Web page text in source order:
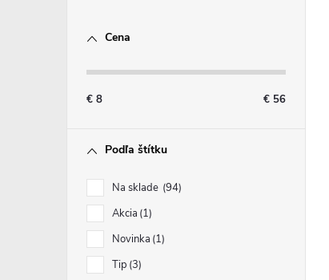
Cena
€ 8 € 56
Podľa štítku
Na sklade 94
Akcia 1
Novinka 1
Tip 3